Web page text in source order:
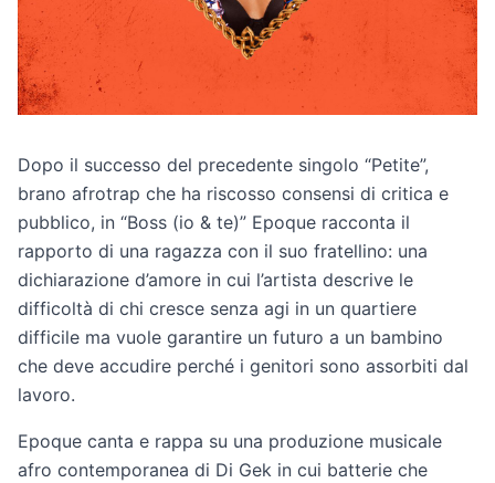
Dopo il successo del precedente singolo “Petite”,
brano afrotrap che ha riscosso consensi di critica e
pubblico, in “Boss (io & te)” Epoque racconta il
rapporto di una ragazza con il suo fratellino: una
dichiarazione d’amore in cui l’artista descrive le
difficoltà di chi cresce senza agi in un quartiere
difficile ma vuole garantire un futuro a un bambino
che deve accudire perché i genitori sono assorbiti dal
lavoro.
Epoque canta e rappa su una produzione musicale
afro contemporanea di Di Gek in cui batterie che